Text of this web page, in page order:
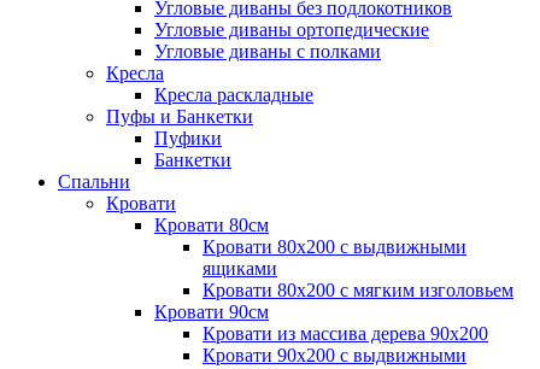
Угловые диваны без подлокотников
Угловые диваны ортопедические
Угловые диваны с полками
Кресла
Кресла раскладные
Пуфы и Банкетки
Пуфики
Банкетки
Спальни
Кровати
Кровати 80см
Кровати 80х200 с выдвижными
ящиками
Кровати 80х200 с мягким изголовьем
Кровати 90см
Кровати из массива дерева 90х200
Кровати 90х200 с выдвижными